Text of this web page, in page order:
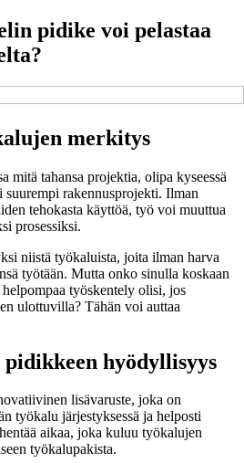
pidike voi pelastaa
merkitys
mitä tahansa projektia, olipa kyseessä
rakennusprojekti. Ilman
tehokasta käyttöä, työ voi muuttua
prosessiksi.
niistä työkaluista, joita ilman harva
työtään. Mutta onko sinulla koskaan
työskentely olisi, jos
ulottuvilla? Tähän voi auttaa
pidikkeen hyödyllisyys
lisävaruste, joka on
työkalu järjestyksessä ja helposti
aikaa, joka kuluu työkalujen
työkalupakista.